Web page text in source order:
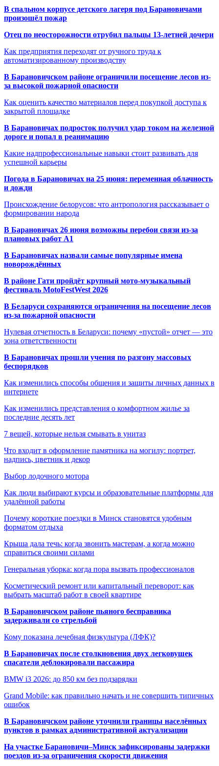
В спальном корпусе детского лагеря под Барановичами
произошёл пожар
Отец по неосторожности отрубил пальцы 13-летней дочери
Как предприятия переходят от ручного труда к
автоматизированному производству
В Барановичском районе ограничили посещение лесов из-
за высокой пожарной опасности
Как оценить качество материалов перед покупкой доступа к
закрытой площадке
В Барановичах подросток получил удар током на железной
дороге и попал в реанимацию
Какие надпрофессиональные навыки стоит развивать для
успешной карьеры
Погода в Барановичах на 25 июня: переменная облачность
и дожди
Происхождение белорусов: что антропология рассказывает о
формировании народа
В Барановичах 26 июня возможны перебои связи из-за
плановых работ A1
В Барановичах назвали самые популярные имена
новорождённых
В районе Гати пройдёт крупный мото-музыкальный
фестиваль MotoFestWest 2026
В Беларуси сохраняются ограничения на посещение лесов
из-за пожарной опасности
Нулевая отчетность в Беларуси: почему «пустой» отчет — это
зона ответственности
В Барановичах прошли учения по разгону массовых
беспорядков
Как изменились способы общения и защиты личных данных в
интернете
Как изменились представления о комфортном жилье за
последние десять лет
7 вещей, которые нельзя смывать в унитаз
Что входит в оформление памятника на могилу: портрет,
надпись, цветник и декор
Выбор лодочного мотора
Как люди выбирают курсы и образовательные платформы для
удалённой работы
Почему короткие поездки в Минск становятся удобным
форматом отдыха
Крыша дала течь: когда звонить мастерам, а когда можно
справиться своими силами
Генеральная уборка: когда пора вызвать профессионалов
Косметический ремонт или капитальный переворот: как
выбрать масштаб работ в своей квартире
В Барановичском районе пьяного бесправника
задерживали со стрельбой
Кому показана лечебная физкультура (ЛФК)?
В Барановичах после столкновения двух легковушек
спасатели деблокировали пассажира
BMW i3 2026: до 850 км без подзарядки
Grand Mobile: как правильно начать и не совершить типичных
ошибок
В Барановичском районе уточнили границы населённых
пунктов в рамках административной актуализации
На участке Барановичи–Минск зафиксированы задержки
поездов из-за ограничения скорости движения